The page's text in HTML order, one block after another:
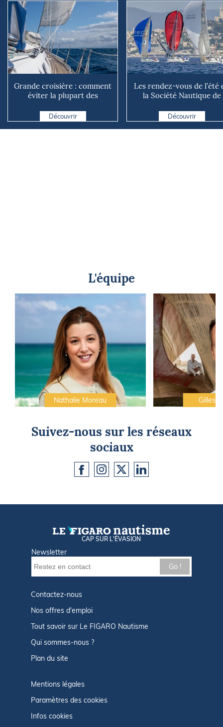
Grande croisière : comment
éviter la plupart des
Découvrir
Les rendez-vous de l’été
la Société Nautique de
Découvrir
L'équipe
Nathalie Moreau Gilles
Suivez-nous sur les réseaux
sociaux
CAP SUR L'ÉVASION
Newsletter
Go !
Contactez-nous
Nos offres d'emploi
Tout savoir sur Le FIGARO Nautisme
Qui sommes-nous ?
Plan du site
Mentions légales
Paramètres des cookies
Infos cookies